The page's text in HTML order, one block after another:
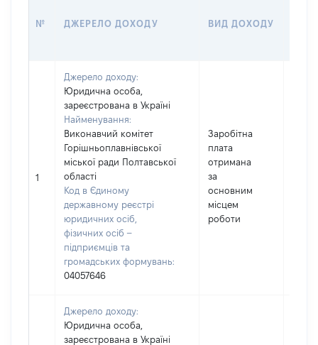
№ ДЖЕРЕЛО ДОХОДУ ВИД ДОХОДУ
1
Джерело доходу:
Юридична особа,
зареєстрована в Україні
Найменування:
Виконавчий комітет
Горішньоплавнівської
міської ради Полтавської
області
Код в Єдиному
державному реєстрі
юридичних осіб,
фізичних осіб –
підприємців та
громадських формувань:
04057646
Заробітна
плата
отримана
за
основним
місцем
роботи
Джерело доходу:
Юридична особа,
зареєстрована в Україні